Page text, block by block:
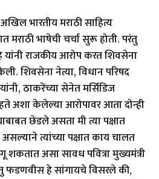
भारतीय मराठी साहित्य
मराठी भाषेची चर्चा सुरू होती. परंतु
यांनी राजकीय आरोप करत शिवसेना
शिवसेना नेत्या, विधान परिषद
ठाकरेंच्या सेनेत मर्सिडिज
अशा केलेल्या आरोपावर आता दोन्ही
छेडले असता मी त्या पक्षात
असल्याने त्यांच्या पक्षात काय चालत
शकतात असा सावध पवित्रा मुख्यमंत्री
फडणवीस हे सांगायचे विसरले की,